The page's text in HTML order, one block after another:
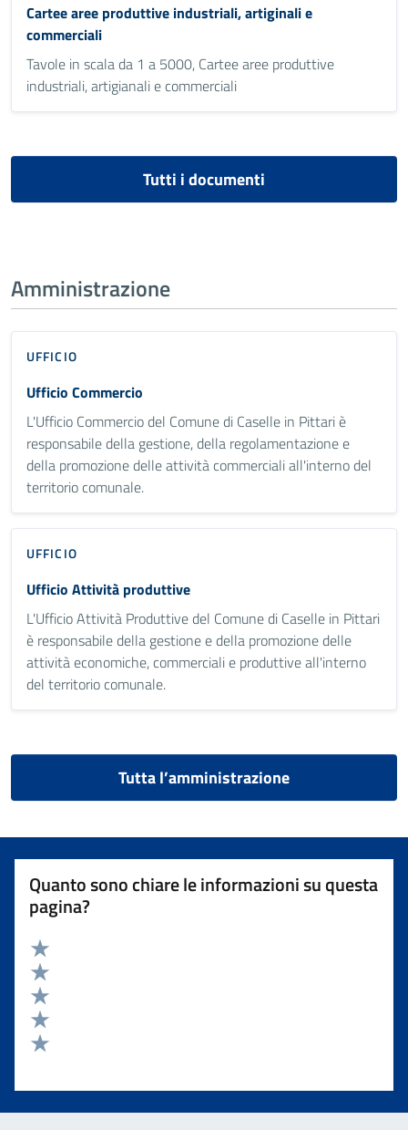
Cartee aree produttive industriali, artiginali e
commerciali
Tavole in scala da 1 a 5000, Cartee aree produttive
industriali, artigianali e commerciali
Tutti i documenti
Amministrazione
UFFICIO
Ufficio Commercio
L'Ufficio Commercio del Comune di Caselle in Pittari è
responsabile della gestione, della regolamentazione e
della promozione delle attività commerciali all'interno del
territorio comunale.
UFFICIO
Ufficio Attività produttive
L'Ufficio Attività Produttive del Comune di Caselle in Pittari
è responsabile della gestione e della promozione delle
attività economiche, commerciali e produttive all'interno
del territorio comunale.
Tutta l’amministrazione
Quanto sono chiare le informazioni su questa
pagina?
Valuta 5 stelle su 5
Valuta 4 stelle su 5
Valuta 3 stelle su 5
Valuta 2 stelle su 5